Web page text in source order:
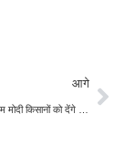
आगे